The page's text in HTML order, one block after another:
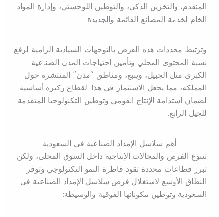
المتقدم، والتخزين الذكي، والتوطين اللوجستي، وإدارة المواد
الخام لخدمة المصانع القائمة والجديدة.
وترتبط محددات هذه الفرص بالتوجهات السيادية الرامية لرفع
نسبة المحتوى المحلي وتأمين احتياجات المدن الصناعية
الكبرى مثل الجبيل، وينبع، ومناطق “مدن” المنتشرة حول
المملكة، مما يجعل الاستثمار في هذا القطاع ركيزة أساسية
لضمان استدامة الإنتاج القومي وتوطين التكنولوجيا المتقدمة
للجيل الرابع.
أهم سلاسل الإمداد الصناعية في السعودية
تتنوع الفرص والمجالات الإنتاجية داخل السوق المحلى، ولكن
تبرز قطاعات محددة تقود قاطرة النمو التكنولوجي وتوفر
النطاق الأوسع لاستغلال فرص سلاسل الإمداد الصناعية في
السعودية وتوطين مكوناتها الفوقية والوسيطة: